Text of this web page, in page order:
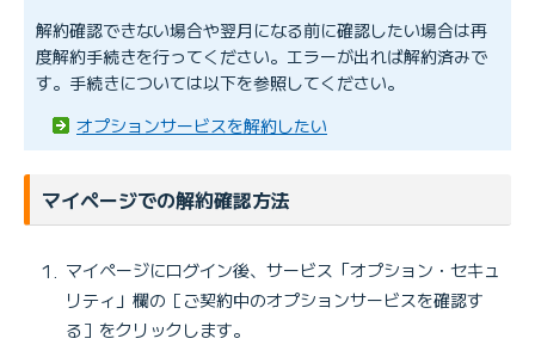
解約確認できない場合や翌月になる前に確認したい場合は再
度解約手続きを行ってください。エラーが出れば解約済みで
す。手続きについては以下を参照してください。
オプションサービスを解約したい
マイページでの解約確認方法
マイページにログイン後、サービス「オプション・セキュ
リティ」欄の［ご契約中のオプションサービスを確認す
る］をクリックします。